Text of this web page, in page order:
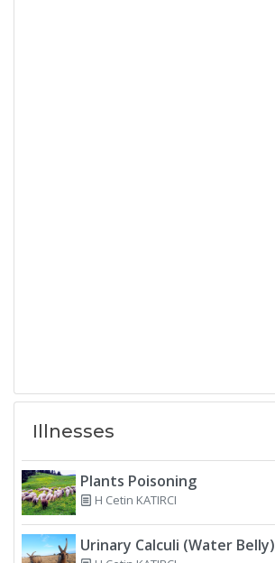
Illnesses
Plants Poisoning
H Cetin KATIRCI
Urinary Calculi (Water Belly)